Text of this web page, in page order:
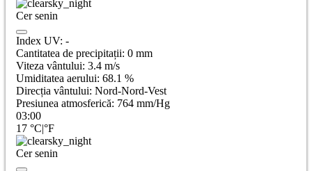
Cer senin
Index UV: -
Cantitatea de precipitații: 0 mm
Viteza vântului: 3.4 m/s
Umiditatea aerului: 68.1 %
Direcția vântului: Nord-Nord-Vest
Presiunea atmosferică: 764 mm/Hg
03:00
17 °C|°F
Cer senin